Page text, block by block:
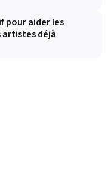
pour aider les
artistes déjà